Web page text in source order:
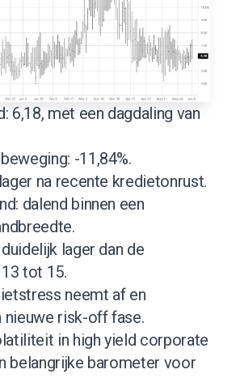
6,18, met een dagdaling van
-11,84%.
na recente kredietonrust.
dalend binnen een
lager dan de
tot 15.
neemt af en
nieuwe risk-off fase.
in high yield corporate
belangrijke barometer voor